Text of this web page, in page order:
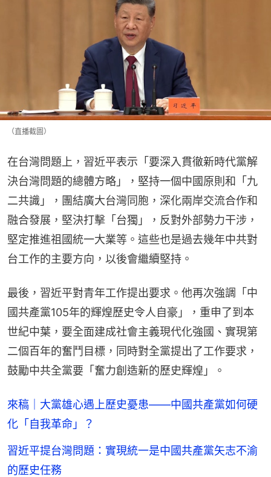
（直播截圖）
在台灣問題上，習近平表示「要深入貫徹新時代黨解
決台灣問題的總體方略」，堅持一個中國原則和「九
二共識」，團結廣大台灣同胞，深化兩岸交流合作和
融合發展，堅決打擊「台獨」，反對外部勢力干涉，
堅定推進祖國統一大業等。這些也是過去幾年中共對
台工作的主要方向，以後會繼續堅持。
最後，習近平對青年工作提出要求。他再次強調「中
國共產黨105年的輝煌歷史令人自豪」，重申了到本
世紀中葉，要全面建成社會主義現代化強國、實現第
二個百年的奮鬥目標，同時對全黨提出了工作要求，
鼓勵中共全黨要「奮力創造新的歷史輝煌」。
來稿｜大黨雄心遇上歷史憂患——中國共產黨如何硬
化「自我革命」？
習近平提台灣問題：實現統一是中國共產黨矢志不渝
的歷史任務